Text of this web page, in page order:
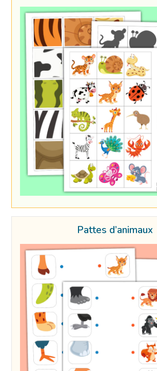
Pattes d’animaux